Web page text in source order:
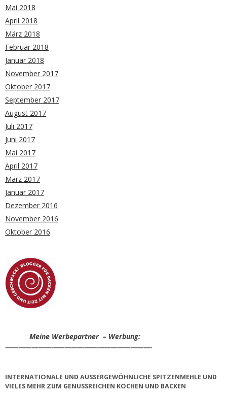
Mai 2018
April 2018
März 2018
Februar 2018
Januar 2018
November 2017
Oktober 2017
September 2017
August 2017
Juli 2017
Juni 2017
Mai 2017
April 2017
März 2017
Januar 2017
Dezember 2016
November 2016
Oktober 2016
Meine Werbepartner – Werbung:
——————————————————————-
INTERNATIONALE UND AUSSERGEWÖHNLICHE SPITZENMEHLE UND V
IELES MEHR ZUM GENUSSREICHEN KOCHEN UND BACKEN